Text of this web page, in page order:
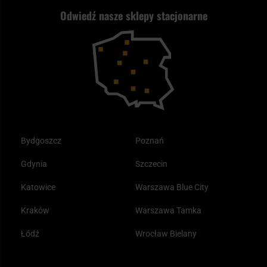
Reklamacje i gwarancja
Odwiedź nasze sklepy stacjonarne
Bydgoszcz
Gdynia
Katowice
Kraków
Łódź
Poznań
Szczecin
Warszawa Blue City
Warszawa Tamka
Wrocław Bielany
Kupony i kody rabatowe
Plecak ewakuacyjny preppersa
Samoobrona